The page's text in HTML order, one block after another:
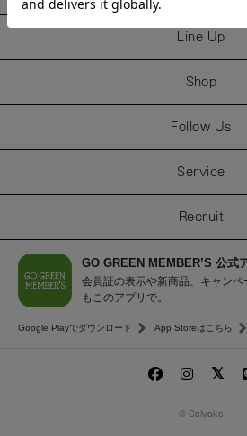
Line Up
Shop
Follow Us
Service
Recruit
GO GREEN MEMBER’S 公式
会員証の表示や新商品、キャン
もこのアプリで。
Google Playでダウンロード App Storeはこちら
© Celvoke